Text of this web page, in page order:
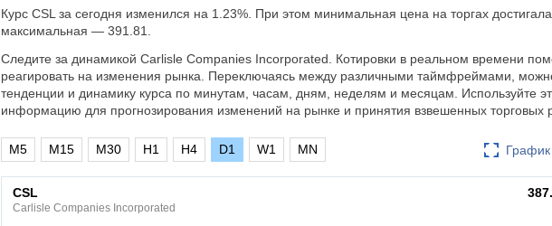
Курс CSL за сегодня изменился на 1.23% . При этом минимальная цена на торгах
максимальная — 391.81.
Следите за динамикой Carlisle Companies Incorporated. Котировки в реальном времени
реагировать на изменения рынка. Переключаясь между различными таймфреймами,
тенденции и динамику курса по минутам, часам, дням, неделям и месяцам. Используйте
информацию для прогнозирования изменений на рынке и принятия взвешенных торговых
График
M5 M15 M30 H1 H4 D1 W1 MN
CSL
Carlisle Companies Incorporated